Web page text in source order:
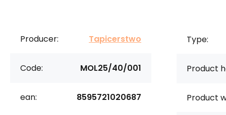
Producer: Tapicerstwo
Code: MOL25/40/001
ean: 8595721020687
Type:
Product
Product